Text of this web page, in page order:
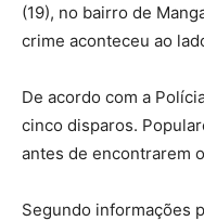
(19), no bairro de
crime aconteceu ao
De acordo com a
cinco disparos.
antes de encontrarem
Segundo informações